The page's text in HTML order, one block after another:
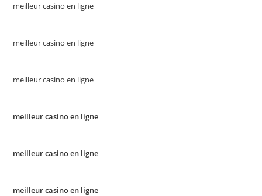
meilleur casino en ligne
meilleur casino en ligne
meilleur casino en ligne
meilleur casino en ligne
meilleur casino en ligne
meilleur casino en ligne